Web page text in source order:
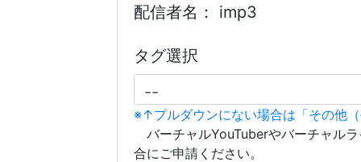
配信者名： imp3
タグ選択
※↑プルダウンにない場合は「その他
バーチャルYouTuberやバーチャル
合にご申請ください。